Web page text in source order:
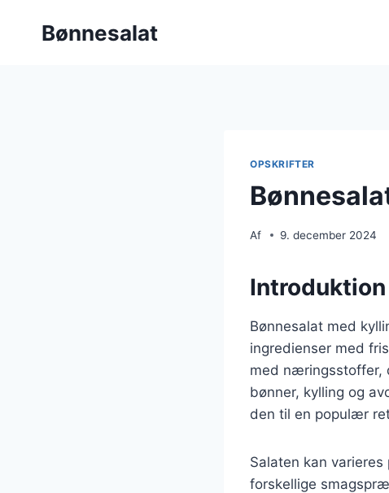
Bønnesalat
OPSKRIFTER
Af 9. december 2024
Bønnesalat med
ingredienser med
med næringsstoffer,
bønner, kylling og
den til en populær
Salaten kan
forskellige